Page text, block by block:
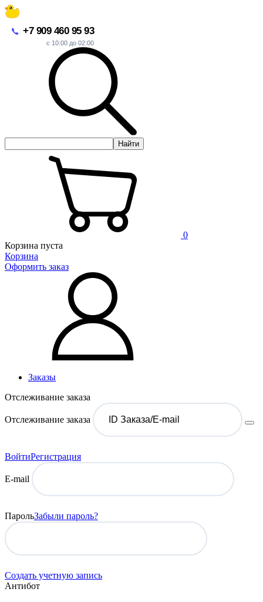
+7 909 460 95 93
с 10:00 до 02:00
Найти
0
Корзина пуста
Корзина
Оформить заказ
Заказы
Отслеживание заказа
Отслеживание заказа
ВойтиРегистрация
E-mail
ПарольЗабыли пароль?
Создать учетную запись
Антибот